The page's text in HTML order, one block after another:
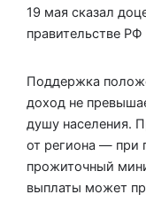
19 мая сказал
правительстве
Поддержка
доход не
душу населения.
от региона — при
прожиточный
выплаты может